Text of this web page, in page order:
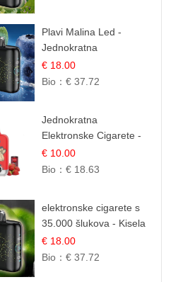
Plavi Malina Led -
Jednokratna
elektronske cigarete s
35.000 šlukova | IBVape
€ 18.00
Bio： € 37.72
Jednokratna
Elektronske Cigarete -
Red Bull i Jagoda |
IBVape
€ 10.00
Bio： € 18.63
elektronske cigarete s
35.000 šlukova - Kisela
Jabuka Led |
Osježavajući Kiselo-
€ 18.00
Bio： € 37.72